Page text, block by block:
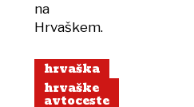
na
Hrvaškem.
hrvaška
hrvaške
avtoceste